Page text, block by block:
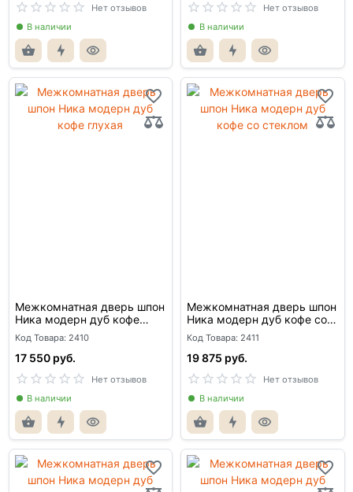
Нет отзывов
В наличии
Нет отзывов
В наличии
Межкомнатная дверь шпон
Ника модерн дуб кофе
глухая
Код Товара: 2410
17 550 руб.
Нет отзывов
В наличии
Межкомнатная дверь шпон
Ника модерн дуб кофе со
стеклом
Код Товара: 2411
19 875 руб.
Нет отзывов
В наличии